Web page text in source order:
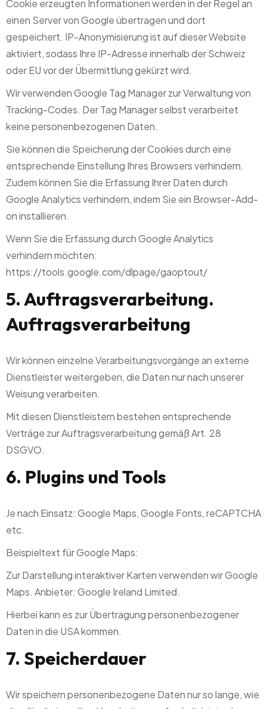
Cookie erzeugten Informationen werden in der Regel an
einen Server von Google übertragen und dort
gespeichert. IP-Anonymisierung ist auf dieser Website
aktiviert, sodass Ihre IP-Adresse innerhalb der Schweiz
oder EU vor der Übermittlung gekürzt wird.
Wir verwenden Google Tag Manager zur Verwaltung von
Tracking-Codes. Der Tag Manager selbst verarbeitet
keine personenbezogenen Daten.
Sie können die Speicherung der Cookies durch eine
entsprechende Einstellung Ihres Browsers verhindern.
Zudem können Sie die Erfassung Ihrer Daten durch
Google Analytics verhindern, indem Sie ein Browser-Add-
on installieren.
Wenn Sie die Erfassung durch Google Analytics
verhindern möchten:
https://tools.google.com/dlpage/gaoptout/
5. Auftragsverarbeitung.
Auftragsverarbeitung
Wir können einzelne Verarbeitungsvorgänge an externe
Dienstleister weitergeben, die Daten nur nach unserer
Weisung verarbeiten.
Mit diesen Dienstleistern bestehen entsprechende
Verträge zur Auftragsverarbeitung gemäß Art. 28
DSGVO.
6. Plugins und Tools
Je nach Einsatz: Google Maps, Google Fonts, reCAPTCHA
etc.
Beispieltext für Google Maps:
Zur Darstellung interaktiver Karten verwenden wir Google
Maps. Anbieter: Google Ireland Limited.
Hierbei kann es zur Übertragung personenbezogener
Daten in die USA kommen.
7. Speicherdauer
Wir speichern personenbezogene Daten nur so lange, wie